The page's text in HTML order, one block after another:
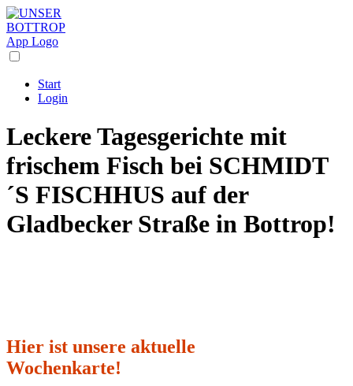
Start
Login
Leckere Tagesgerichte mit
frischem Fisch bei SCHMIDT
´S FISCHHUS auf der
Gladbecker Straße in Bottrop!
Hier ist unsere aktuelle
Wochenkarte!